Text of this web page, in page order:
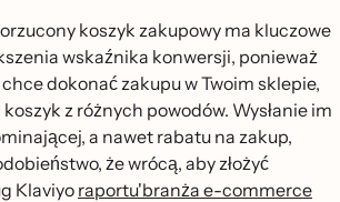
koszyk zakupowy ma kluczowe
wskaźnika konwersji, ponieważ
dokonać zakupu w Twoim sklepie,
z różnych powodów. Wysłanie im
a nawet rabatu na zakup,
że wrócą, aby złożyć
Klaviyoraportu'branża e-commerce